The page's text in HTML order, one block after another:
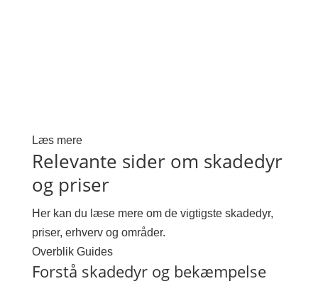
Læs mere
Relevante sider om skadedyr
og priser
Her kan du læse mere om de vigtigste skadedyr,
priser, erhverv og områder.
Overblik Guides
Forstå skadedyr og bekæmpelse